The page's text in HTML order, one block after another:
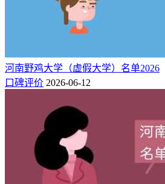
河南野鸡大学（虚假大学）名单2026
口碑评价 2026-06-12